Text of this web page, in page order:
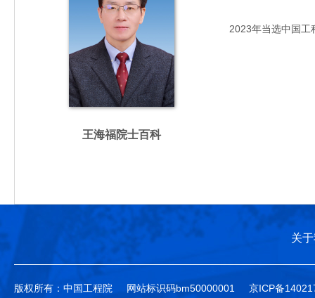
王海福院士百科
2023年当选中国工
关
版权所有：中国工程院 网站标识码bm50000001
京ICP备